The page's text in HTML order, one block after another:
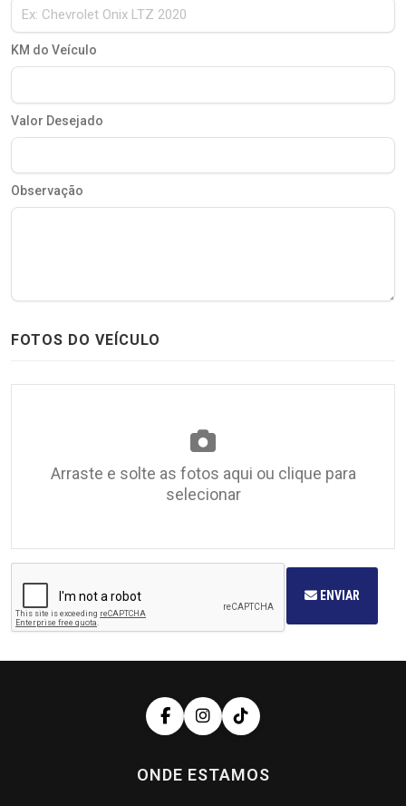
KM do Veículo
Valor Desejado
Observação
FOTOS DO VEÍCULO
Arraste e solte as fotos aqui ou clique para
selecionar
ENVIAR
ONDE ESTAMOS